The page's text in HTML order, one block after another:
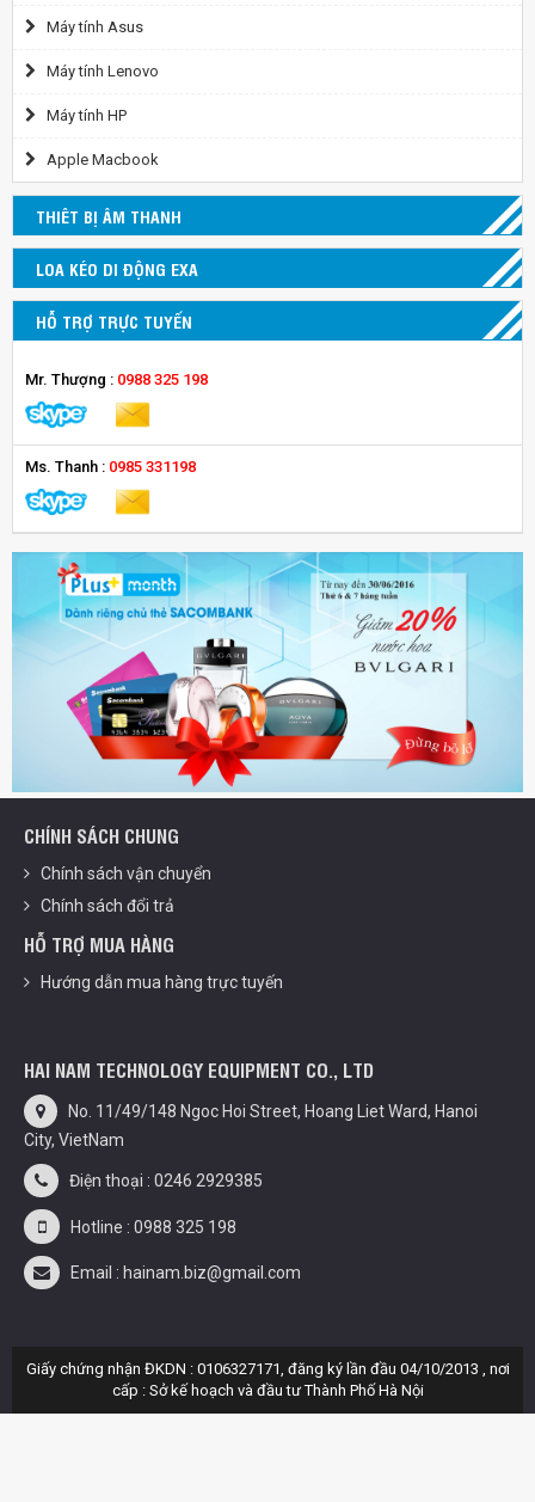
Máy tính Asus
Máy tính Lenovo
Máy tính HP
Apple Macbook
THIÊT BỊ ÂM THANH
LOA KÉO DI ĐỘNG EXA
HỖ TRỢ TRỰC TUYẾN
Mr. Thượng : 0988 325 198
Ms. Thanh : 0985 331198
CHÍNH SÁCH CHUNG
Chính sách vận chuyển
Chính sách đổi trả
HỖ TRỢ MUA HÀNG
Hướng dẫn mua hàng trực tuyến
HAI NAM TECHNOLOGY EQUIPMENT CO., LTD
No. 11/49/148 Ngoc Hoi Street, Hoang Liet Ward, Hanoi
City, VietNam
Điện thoại : 0246 2929385
Hotline : 0988 325 198
Email : hainam.biz@gmail.com
Giấy chứng nhận ĐKDN : 0106327171, đăng ký lần đầu 04/10/2013 , nơi
cấp : Sở kế hoạch và đầu tư Thành Phố Hà Nội